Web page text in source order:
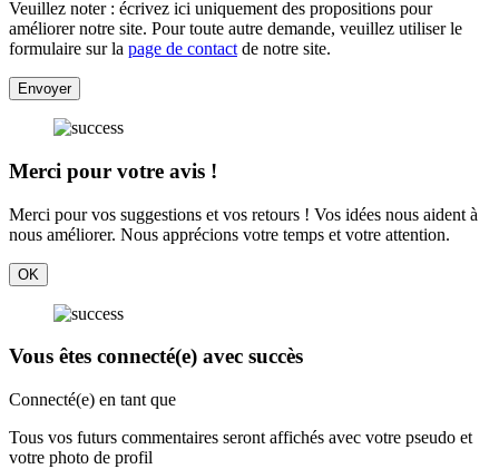
Veuillez noter : écrivez ici uniquement des propositions pour
améliorer notre site. Pour toute autre demande, veuillez utiliser le
formulaire sur la page de contact de notre site.
Envoyer
Merci pour votre avis !
Merci pour vos suggestions et vos retours ! Vos idées nous aident à
nous améliorer. Nous apprécions votre temps et votre attention.
OK
Vous êtes connecté(e) avec succès
Connecté(e) en tant que
Tous vos futurs commentaires seront affichés avec votre pseudo et
votre photo de profil